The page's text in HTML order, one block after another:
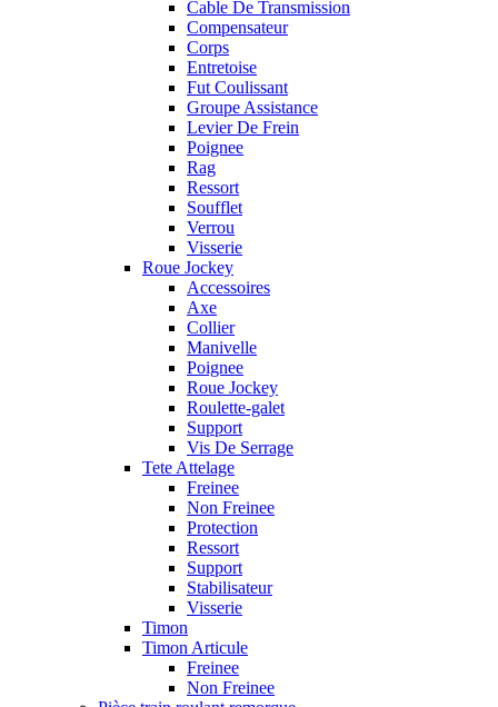
Cable De Transmission
Compensateur
Corps
Entretoise
Fut Coulissant
Groupe Assistance
Levier De Frein
Poignee
Rag
Ressort
Soufflet
Verrou
Visserie
Roue Jockey
Accessoires
Axe
Collier
Manivelle
Poignee
Roue Jockey
Roulette-galet
Support
Vis De Serrage
Tete Attelage
Freinee
Non Freinee
Protection
Ressort
Support
Stabilisateur
Visserie
Timon
Timon Articule
Freinee
Non Freinee